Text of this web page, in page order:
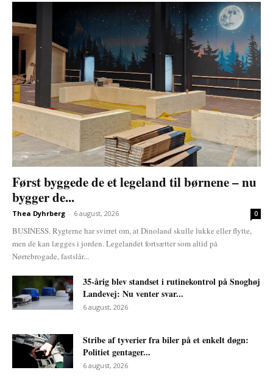
Først byggede de et legeland til børnene – nu
bygger de...
Thea Dyhrberg - 6 august, 2026 0
BUSINESS. Rygterne har svirret om, at Dinoland skulle lukke eller flytte,
men de kan lægges i jorden. Legelandet fortsætter som altid på
Nørrebrogade, fastslår...
35-årig blev standset i rutinekontrol på Snoghøj
Landevej: Nu venter svar...
6 august, 2026
Stribe af tyverier fra biler på et enkelt døgn:
Politiet gentager...
6 august, 2026